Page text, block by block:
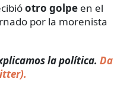
otro golpe en el
por la morenista
la política. Da